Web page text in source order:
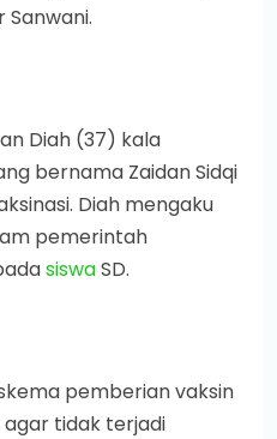
Sanwani.
Diah (37) kala
bernama Zaidan Sidqi
Diah mengaku
pemerintah
siswaSD.
pemberian vaksin
tidak terjadi